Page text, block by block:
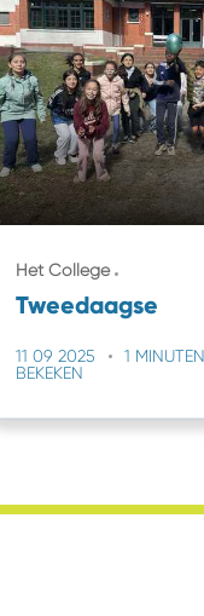
Het College
Tweedaagse
11 09 2025 1
BEKEKEN